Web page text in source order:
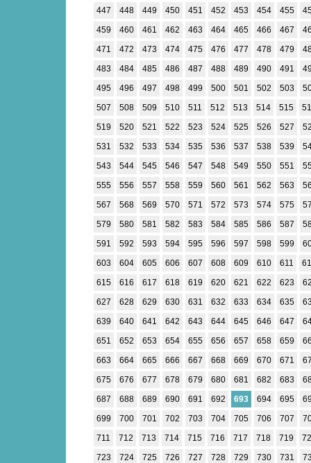
447
448 449 450 451 452 453 454 455
459
460 461 462 463 464 465 466 467
471
472 473 474 475 476 477 478 479
483
484 485 486 487 488 489 490 491
495
496 497 498 499 500 501 502 503
507
508 509 510 511 512 513 514 515
519
520 521 522 523 524 525 526 527
531
532 533 534 535 536 537 538 539
543
544 545 546 547 548 549 550 551
555
556 557 558 559 560 561 562 563
567
568 569 570 571 572 573 574 575
579
580 581 582 583 584 585 586 587
591
592 593 594 595 596 597 598 599
603
604 605 606 607 608 609 610 611
615
616 617 618 619 620 621 622 623
627
628 629 630 631 632 633 634 635
639
640 641 642 643 644 645 646 647
651
652 653 654 655 656 657 658 659
663
664 665 666 667 668 669 670 671
675
676 677 678 679 680 681 682 683
687
688 689 690 691 692 693 694 695
699
700 701 702 703 704 705 706 707
711
712 713 714 715 716 717 718 719
723
724 725 726 727 728 729 730 731